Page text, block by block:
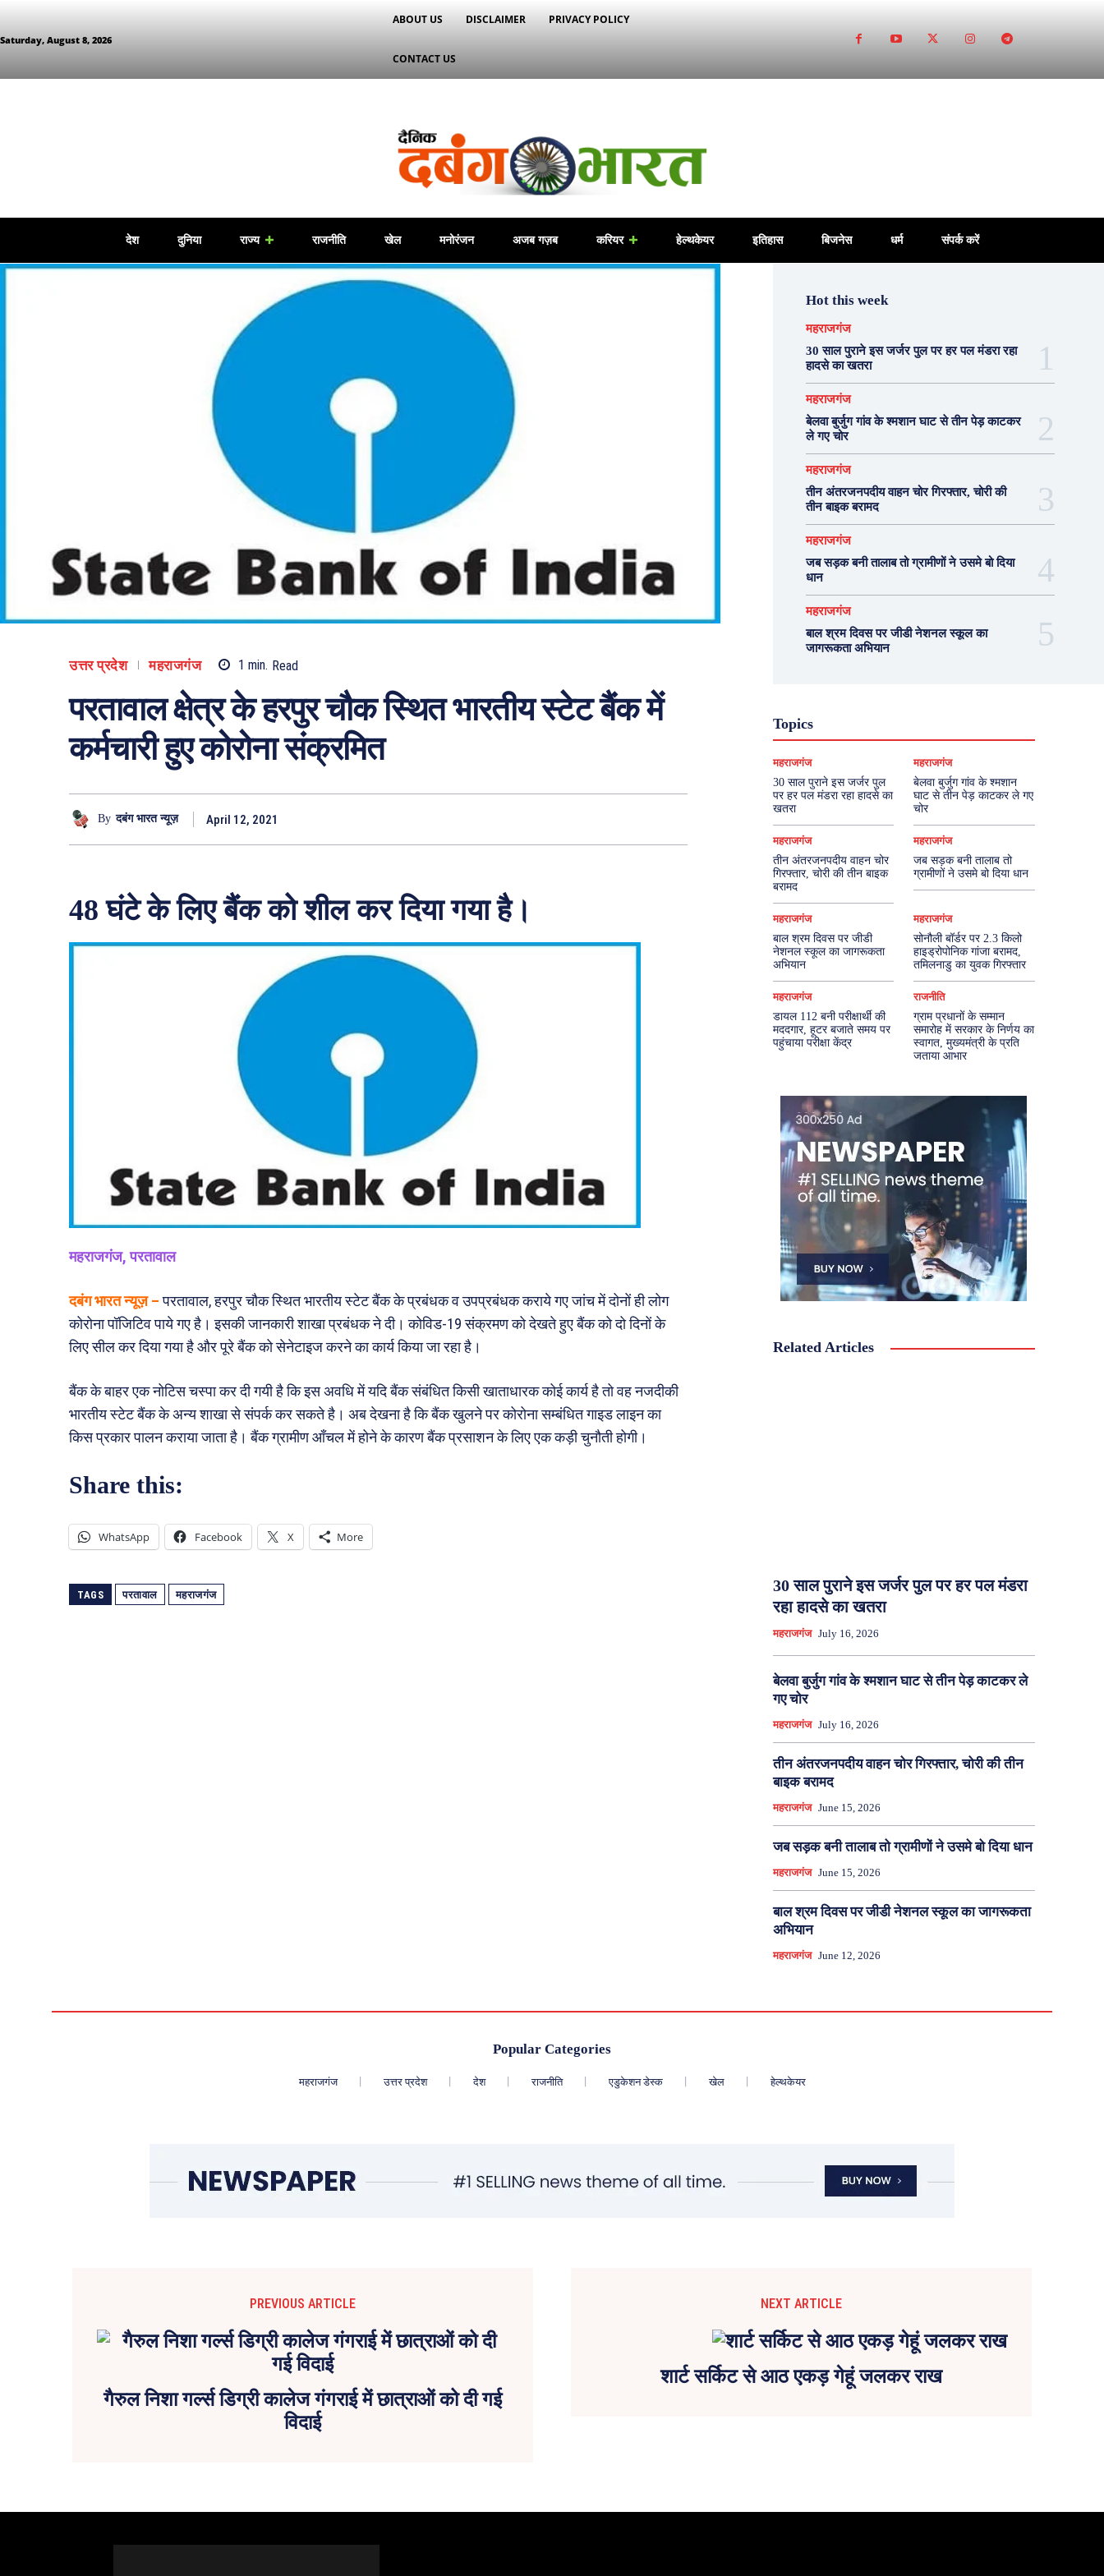
Saturday, August 8, 2026
ABOUT US DISCLAIMER PRIVACY POLICY
CONTACT US
देश दुनिया राज्य राजनीति खेल मनोरंजन अजब गज़ब करियर हेल्थकेयर इतिहास बिजनेस धर्म संपर्क करें
उत्तर प्रदेश महराजगंज 1 min. Read
परतावाल क्षेत्र के हरपुर चौक स्थित भारतीय स्टेट बैंक में
कर्मचारी हुए कोरोना संक्रमित
By दबंग भारत न्यूज़ April 12, 2021
48 घंटे के लिए बैंक को शील कर दिया गया है।
महराजगंज, परतावाल
दबंग भारत न्यूज़ –परतावाल, हरपुर चौक स्थित भारतीय स्टेट बैंक के प्रबंधक व उपप्रबंधक कराये गए जांच में दोनों ही लोग
कोरोना पॉजिटिव पाये गए है। इसकी जानकारी शाखा प्रबंधक ने दी। कोविड-19 संक्रमण को देखते हुए बैंक को दो दिनों के
लिए सील कर दिया गया है और पूरे बैंक को सेनेटाइज करने का कार्य किया जा रहा है।
बैंक के बाहर एक नोटिस चस्पा कर दी गयी है कि इस अवधि में यदि बैंक संबंधित किसी खाताधारक कोई कार्य है तो वह नजदीकी
भारतीय स्टेट बैंक के अन्य शाखा से संपर्क कर सकते है। अब देखना है कि बैंक खुलने पर कोरोना सम्बंधित गाइड लाइन का
किस प्रकार पालन कराया जाता है। बैंक ग्रामीण आँचल में होने के कारण बैंक प्रसाशन के लिए एक कड़ी चुनौती होगी।
Share this:
WhatsApp Facebook X More
TAGS परतावाल महराजगंज
Hot this week
महराजगंज
30 साल पुराने इस जर्जर पुल पर हर पल मंडरा रहा
हादसे का खतरा
महराजगंज
बेलवा बुर्जुग गांव के श्मशान घाट से तीन पेड़ काटकर
ले गए चोर
महराजगंज
तीन अंतरजनपदीय वाहन चोर गिरफ्तार, चोरी की
तीन बाइक बरामद
महराजगंज
जब सड़क बनी तालाब तो ग्रामीणों ने उसमे बो दिया
धान
महराजगंज
बाल श्रम दिवस पर जीडी नेशनल स्कूल का
जागरूकता अभियान
Topics
महराजगंज
30 साल पुराने इस जर्जर पुल
पर हर पल मंडरा रहा हादसे का
खतरा
महराजगंज
बेलवा बुर्जुग गांव के श्मशान
घाट से तीन पेड़ काटकर ले गए
चोर
महराजगंज
तीन अंतरजनपदीय वाहन चोर
गिरफ्तार, चोरी की तीन बाइक
बरामद
महराजगंज
जब सड़क बनी तालाब तो
ग्रामीणों ने उसमे बो दिया धान
महराजगंज
बाल श्रम दिवस पर जीडी
नेशनल स्कूल का जागरूकता
अभियान
महराजगंज
सोनौली बॉर्डर पर 2.3 किलो
हाइड्रोपोनिक गांजा बरामद,
तमिलनाडु का युवक गिरफ्तार
महराजगंज
डायल 112 बनी परीक्षार्थी की
मददगार, हूटर बजाते समय पर
पहुंचाया परीक्षा केंद्र
राजनीति
ग्राम प्रधानों के सम्मान
समारोह में सरकार के निर्णय का
स्वागत, मुख्यमंत्री के प्रति
जताया आभार
Related Articles
30 साल पुराने इस जर्जर पुल पर हर पल मंडरा
रहा हादसे का खतरा
महराजगंज July 16, 2026
बेलवा बुर्जुग गांव के श्मशान घाट से तीन पेड़ काटकर ले
गए चोर
महराजगंज July 16, 2026
तीन अंतरजनपदीय वाहन चोर गिरफ्तार, चोरी की तीन
बाइक बरामद
महराजगंज June 15, 2026
जब सड़क बनी तालाब तो ग्रामीणों ने उसमे बो दिया धान
महराजगंज June 15, 2026
बाल श्रम दिवस पर जीडी नेशनल स्कूल का जागरूकता
अभियान
महराजगंज June 12, 2026
Popular Categories
महराजगंज उत्तर प्रदेश देश राजनीति एडुकेशन डेस्क खेल हेल्थकेयर
PREVIOUS ARTICLE
गैरुल निशा गर्ल्स डिग्री कालेज गंगराई में छात्राओं को दी गई
विदाई
NEXT ARTICLE
शार्ट सर्किट से आठ एकड़ गेहूं जलकर राख